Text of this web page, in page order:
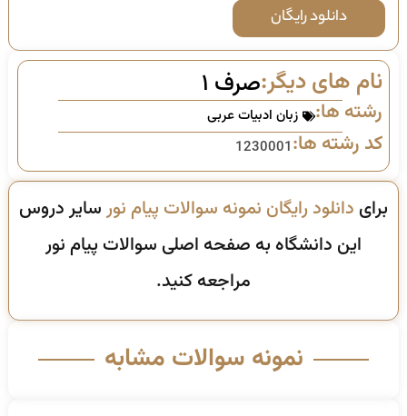
دانلود رایگان
نام های دیگر:صرف ۱
رشته ها: زبان ادبیات عربی
کد رشته ها:1230001
برای دانلود رایگان نمونه سوالات پیام نورسایر دروس
این دانشگاه به صفحه اصلی سوالات پیام نور
مراجعه کنید.
نمونه سوالات مشابه